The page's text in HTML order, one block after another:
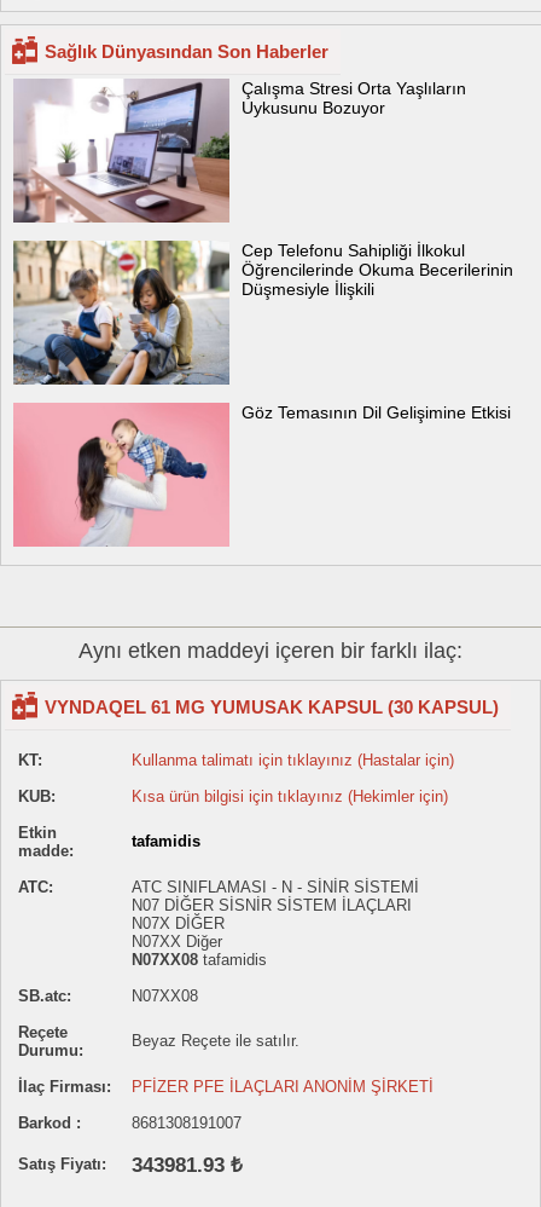
Sağlık Dünyasından Son Haberler
Çalışma Stresi Orta Yaşlıların
Uykusunu Bozuyor
Cep Telefonu Sahipliği İlkokul
Öğrencilerinde Okuma Becerilerinin
Düşmesiyle İlişkili
Göz Temasının Dil Gelişimine Etkisi
Aynı etken maddeyi içeren bir farklı ilaç:
VYNDAQEL 61 MG YUMUSAK KAPSUL (30 KAPSUL)
KT:
Kullanma talimatı için tıklayınız (Hastalar için)
KUB:
Kısa ürün bilgisi için tıklayınız (Hekimler için)
Etkin
madde:
tafamidis
ATC:
ATC SINIFLAMASI - N - SİNİR SİSTEMİ
N07 DİĞER SİSNİR SİSTEM İLAÇLARI
N07X DİĞER
N07XX Diğer
N07XX08 tafamidis
SB.atc:
N07XX08
Reçete
Durumu:
Beyaz Reçete ile satılır.
İlaç Firması:
PFİZER PFE İLAÇLARI ANONİM ŞİRKETİ
Barkod :
8681308191007
Satış Fiyatı: 343981.93 ₺